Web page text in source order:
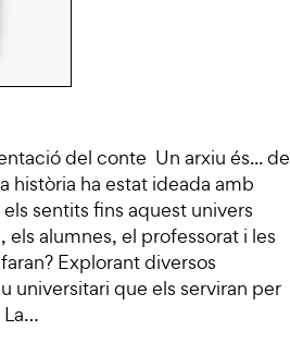
del conte Un arxiu és... de
història ha estat ideada amb
sentits fins aquest univers
els alumnes, el professorat i les
Explorant diversos
universitari que els serviran per
La…